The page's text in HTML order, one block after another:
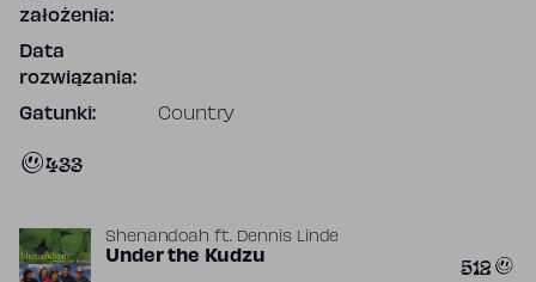
założenia:
Data
rozwiązania:
Gatunki: Country
433
Shenandoah ft. Dennis Linde
Under the Kudzu 512